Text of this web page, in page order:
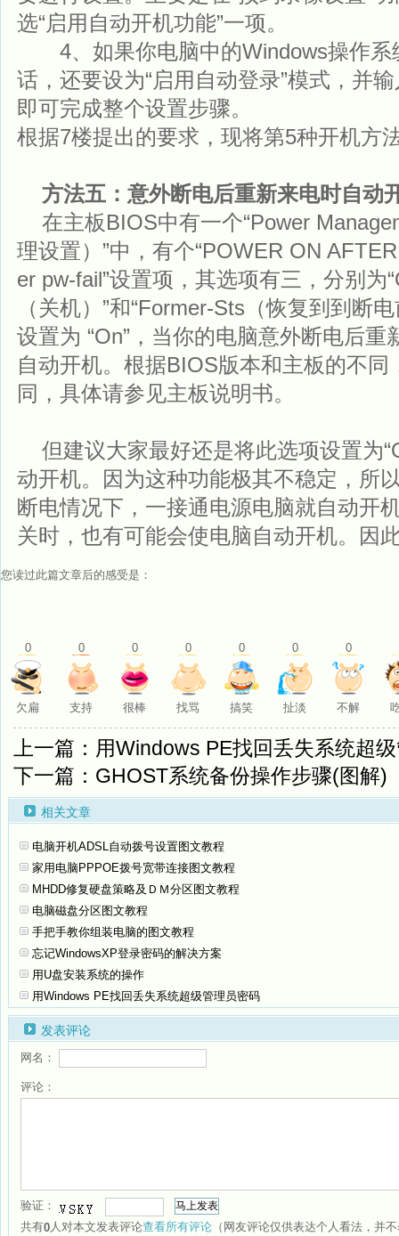
选“启用自动开机功能”一项。
4、如果你电脑中的Windows操作系
话，还要设为“启用自动登录”模式，并
即可完成整个设置步骤。
根据7楼提出的要求，现将第5种开机方
方法五：意外断电后重新来电时自动
在主板BIOS中有一个“Power
理设置）”中，有个“POWER ON
er pw-fail”设置项，其选项有三，分别为
（关机）”和“Former-Sts（恢复到到断
设置为 “On”，当你的电脑意外断电后
自动开机。根据BIOS版本和主板的不
同，具体请参见主板说明书。
但建议大家最好还是将此选项设置为
动开机。因为这种功能极其不稳定，所
断电情况下，一接通电源电脑就自动开
关时，也有可能会使电脑自动开机。因
您读过此篇文章后的感受是：
0 0 0 0 0 0 0
欠扁 支持 很棒 找骂 搞笑 扯淡 不解
上一篇：用Windows PE找回丢失系统超
下一篇：GHOST系统备份操作步骤(图解)
相关文章
电脑开机ADSL自动拨号设置图文教程
家用电脑PPPOE拨号宽带连接图文教程
MHDD修复硬盘策略及ＤＭ分区图文教程
电脑磁盘分区图文教程
手把手教你组装电脑的图文教程
忘记WindowsXP登录密码的解决方案
用U盘安装系统的操作
用Windows PE找回丢失系统超级管理员密码
发表评论
网名：
评论：
验证：
共有0人对本文发表评论查看所有评论 （网友评论仅供表达个人看法，并